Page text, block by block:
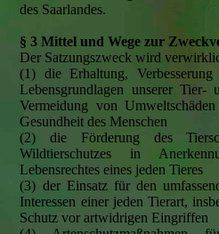
des Saarlandes.
§ 3 Mittel und Wege zur
Der Satzungszweck wird
(1) die Erhaltung,
Lebensgrundlagen unserer
Vermeidung von
Gesundheit des Menschen
(2) die Förderung des
Wildtierschutzes in
Lebensrechtes eines jeden Tieres
(3) der Einsatz für den
Interessen einer jeden Tierart,
Schutz vor artwidrigen Eingriffen